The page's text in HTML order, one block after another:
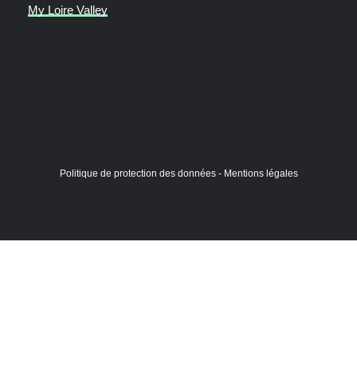
My Loire Valley
Politique de protection des données- Mentions légales